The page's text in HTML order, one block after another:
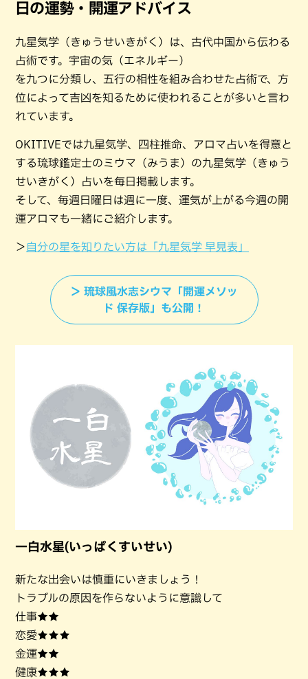
日の運勢・開運アドバイス
九星気学（きゅうせいきがく）は、古代中国から伝わる
占術です。宇宙の気（エネルギー）
を九つに分類し、五行の相性を組み合わせた占術で、方
位によって吉凶を知るために使われることが多いと言わ
れています。
OKITIVEでは九星気学、四柱推命、アロマ占いを得意と
する琉球鑑定士のミウマ（みうま）の九星気学（きゅう
せいきがく）占いを毎日掲載します。
そして、毎週日曜日は週に一度、運気が上がる今週の開
運アロマも一緒にご紹介します。
＞ 自分の星を知りたい方は「九星気学 早見表」
＞ 琉球風水志シウマ「開運メソッ
ド 保存版」も公開！
一白水星(いっぱくすいせい)
新たな出会いは慎重にいきましょう！
トラブルの原因を作らないように意識して
仕事★★
恋愛★★★
金運★★
健康★★★